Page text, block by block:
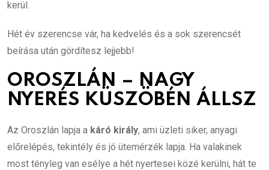
kerül.
Hét év szerencse vár, ha kedvelés és a sok szerencsét
beírása után gördítesz lejjebb!
OROSZLÁN – NAGY
NYERÉS KÜSZÖBÉN ÁLLSZ
Az Oroszlán lapja a káró király, ami üzleti siker, anyagi
előrelépés, tekintély és jó ütemérzék lapja. Ha valakinek
most tényleg van esélye a hét nyertesei közé kerülni, hát te